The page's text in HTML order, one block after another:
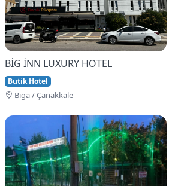
BİG İNN LUXURY HOTEL
Butik Hotel
Bi̇ga / Çanakkale